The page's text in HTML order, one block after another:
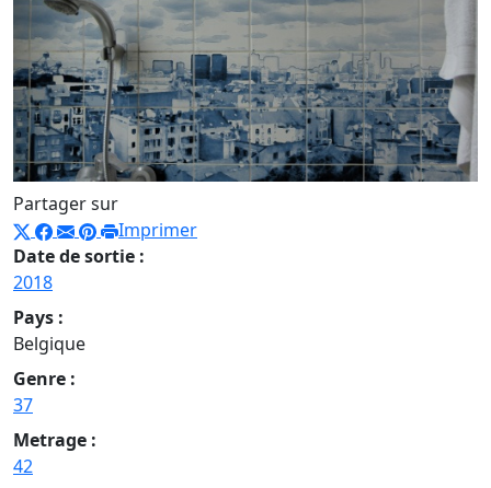
Partager sur
Imprimer
Date de sortie :
2018
Pays :
Belgique
Genre :
37
Metrage :
42